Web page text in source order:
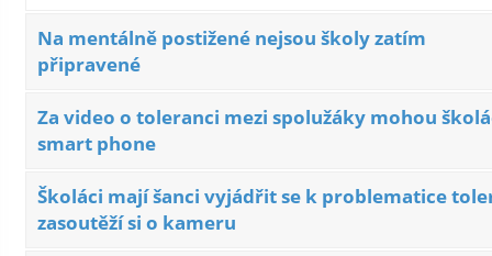
Na mentálně postižené nejsou školy zatím
připravené
Za video o toleranci mezi spolužáky mohou
smart phone
Školáci mají šanci vyjádřit se k problematice
zasoutěží si o kameru